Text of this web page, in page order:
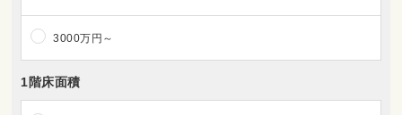
3000万円～
1階床面積